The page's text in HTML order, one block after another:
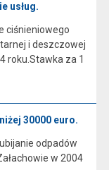
usług.
ciśnieniowego
i deszczowej
roku.Stawka za 1
30000 euro.
odpadów
w 2004